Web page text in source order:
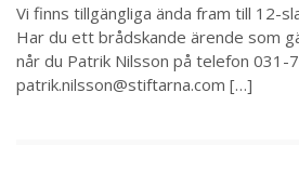
Vi finns tillgängliga ända fram till 12-
Har du ett brådskande ärende som
når du Patrik Nilsson på telefon 031-
patrik.nilsson@stiftarna.com […]